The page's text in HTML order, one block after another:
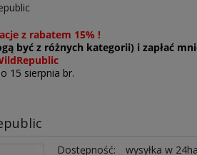
z rabatem 15% !
być z różnych kategorii) i zapłać
15 sierpnia br.
Dostępność:
wysyłka w 24ha